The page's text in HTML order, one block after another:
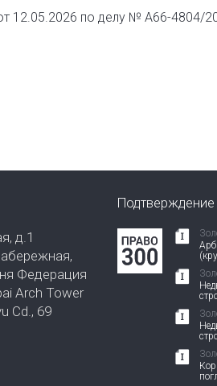
12.05.2026 по делу № А66-4804/
д.1
Федерация
Arch Tower
Cd., 69